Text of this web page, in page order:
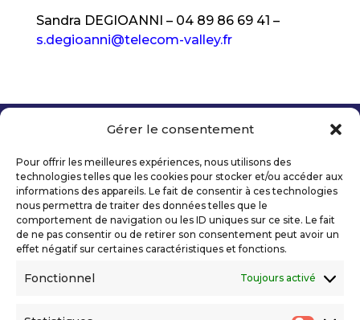
Gérer le consentement
Pour offrir les meilleures expériences, nous utilisons des
technologies telles que les cookies pour stocker et/ou accéder aux
informations des appareils. Le fait de consentir à ces technologies
nous permettra de traiter des données telles que le
comportement de navigation ou les ID uniques sur ce site. Le fait
de ne pas consentir ou de retirer son consentement peut avoir un
effet négatif sur certaines caractéristiques et fonctions.
Fonctionnel Toujours activé
Sandra DEGIOANNI – 04 89 86 69 41 –
s.degioanni@telecom-valley.fr
Mentions légales
Politique de confidentialité
Déclaration d’accessibilité numérique
Ils nous soutiennent